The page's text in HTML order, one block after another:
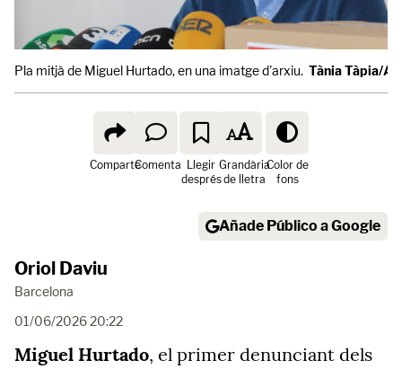
Pla mitjà de Miguel Hurtado, en una imatge d'arxiu. Tània Tàpia/
ComparteComenta Llegir
després
Grandària
de lletra
Color de
fons
Añade Público a Google
Oriol Daviu
Barcelona
01/06/2026 20:22
Miguel Hurtado, el primer denunciant dels